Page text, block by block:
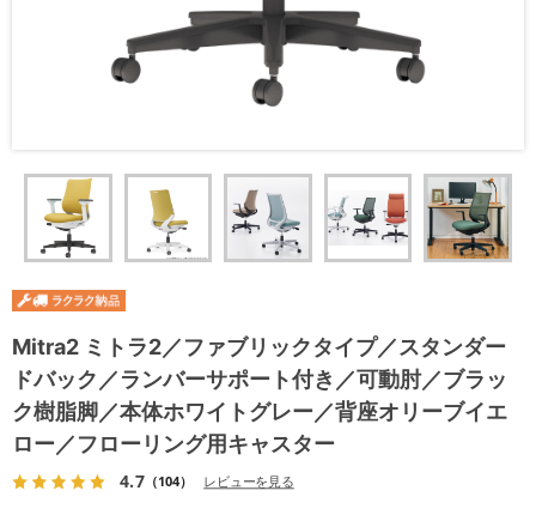
Mitra2 ミトラ2／ファブリックタイプ／スタンダー
ドバック／ランバーサポート付き／可動肘／ブラッ
ク樹脂脚／本体ホワイトグレー／背座オリーブイエ
ロー／フローリング用キャスター
4.7（104） レビューを見る